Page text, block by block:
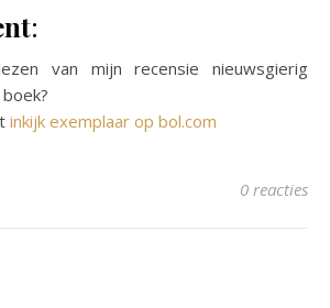
:
van mijn recensie nieuwsgierig
inkijk exemplaar op bol.com
0 reacties